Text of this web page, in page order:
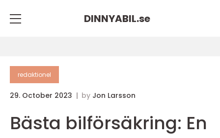
DINNYABIL.se
redaktionel
29. October 2023 by Jon Larsson
Bästa bilförsäkring: En